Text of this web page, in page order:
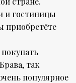
и гостиницы
приобретёте
так
популярное